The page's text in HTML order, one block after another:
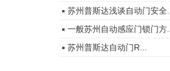
苏州普斯达浅谈自动门安全...
一般苏州自动感应门锁门方...
苏州普斯达自动门R...